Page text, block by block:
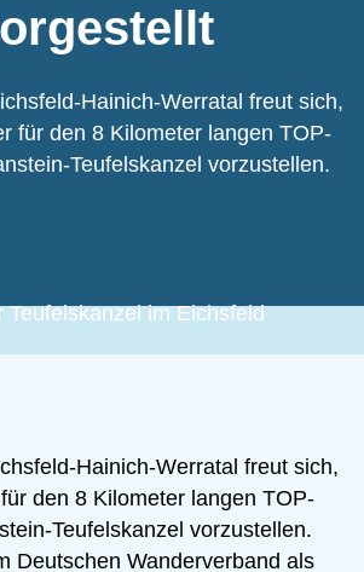
Hainich-Werratal freut sich,
für den 8 Kilometer langen TOP-
Teufelskanzel vorzustellen.
Hainich-Werratal freut sich,
den 8 Kilometer langen TOP-
Teufelskanzel vorzustellen.
Deutschen Wanderverband als